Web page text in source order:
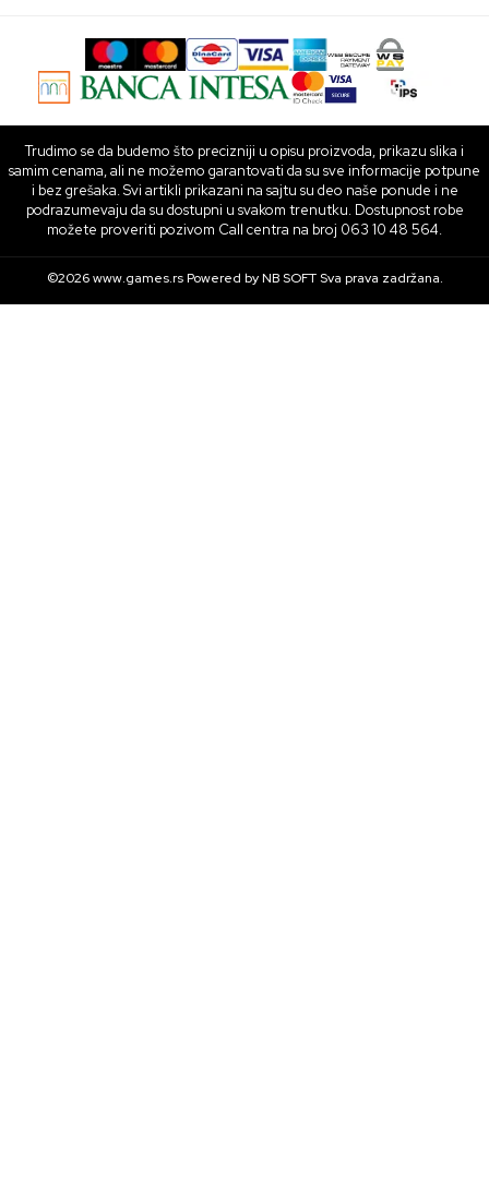
Trudimo se da budemo što precizniji u opisu proizvoda, prikazu slika i
samim cenama, ali ne možemo garantovati da su sve informacije potpune
i bez grešaka. Svi artikli prikazani na sajtu su deo naše ponude i ne
podrazumevaju da su dostupni u svakom trenutku. Dostupnost robe
možete proveriti pozivom Call centra na broj 063 10 48 564.
©2026www.games.rs Powered byNB SOFTSva prava zadržana.